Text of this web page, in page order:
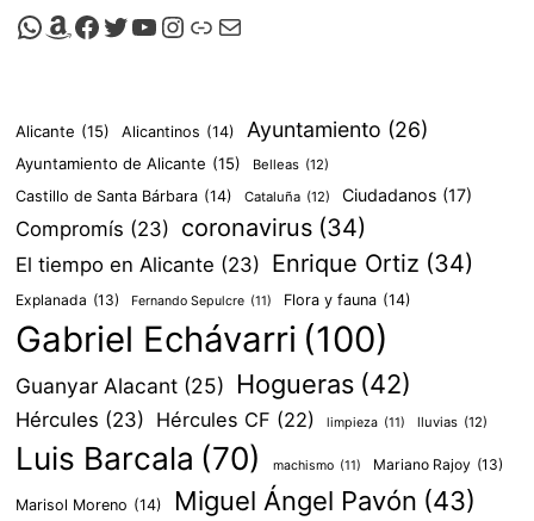
Canal de Whatsapp de Viscalacant
Comprar en Amazon
Facebook de Viscalacant
Twitter de Viscalacant
Canal de Youtube de Viscalacant
Instagram de Viscalacant
Viscalacant en Polkaverse
Correo electrónico
Alicante (15) Alicantinos (14) Ayuntamiento (26)
Ayuntamiento de Alicante (15) Belleas (12)
Castillo de Santa Bárbara (14) Cataluña (12) Ciudadanos (17)
Compromís (23) coronavirus (34)
El tiempo en Alicante (23) Enrique Ortiz (34)
Explanada (13) Fernando Sepulcre (11) Flora y fauna (14)
Gabriel Echávarri (100)
Guanyar Alacant (25) Hogueras (42)
Hércules (23) Hércules CF (22) limpieza (11) lluvias (12)
Luis Barcala (70) machismo (11) Mariano Rajoy (13)
Marisol Moreno (14) Miguel Ángel Pavón (43)